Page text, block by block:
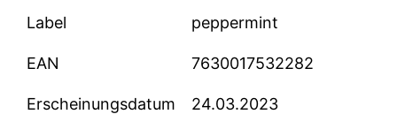
Label peppermint
EAN 7630017532282
Erscheinungsdatum 24.03.2023